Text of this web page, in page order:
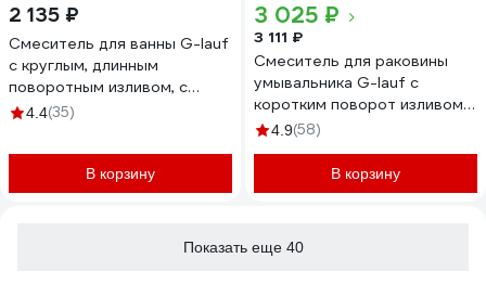
2 135 ₽
Смеситель для ванны G-lauf
с круглым, длинным
поворотным изливом, с
душевой лейкой, хром JMX7-
4.4(35)
В корзину
3 025 ₽
3 111 ₽
Смеситель для раковины
умывальника G-lauf с
коротким поворот изливом,
хром QML1-A827
4.9(58)
В корзину
Показать еще 40